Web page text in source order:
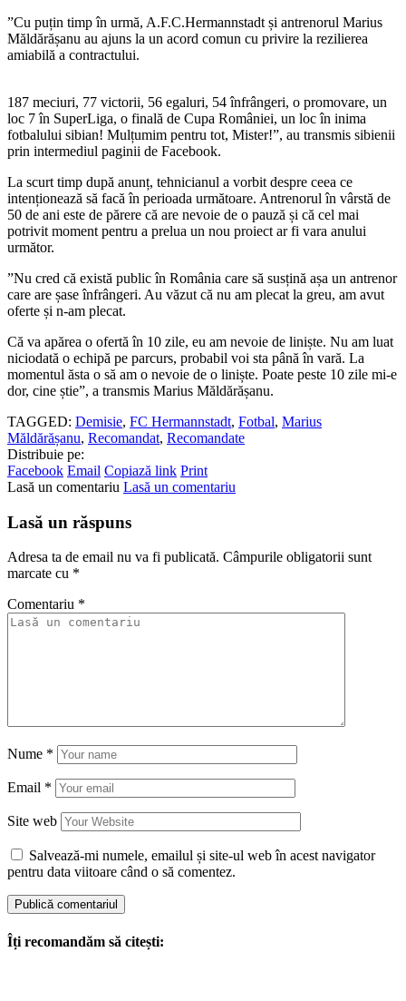
”Cu puțin timp în urmă, A.F.C.Hermannstadt și antrenorul Marius
Măldărășanu au ajuns la un acord comun cu privire la rezilierea
amiabilă a contractului.
187 meciuri, 77 victorii, 56 egaluri, 54 înfrângeri, o promovare, un
loc 7 în SuperLiga, o finală de Cupa României, un loc în inima
fotbalului sibian! Mulțumim pentru tot, Mister!”, au transmis sibienii
prin intermediul paginii de Facebook.
La scurt timp după anunț, tehnicianul a vorbit despre ceea ce
intenționează să facă în perioada următoare. Antrenorul în vârstă de
50 de ani este de părere că are nevoie de o pauză și că cel mai
potrivit moment pentru a prelua un nou proiect ar fi vara anului
următor.
”Nu cred că există public în România care să susțină așa un antrenor
care are șase înfrângeri. Au văzut că nu am plecat la greu, am avut
oferte și n-am plecat.
Că va apărea o ofertă în 10 zile, eu am nevoie de liniște. Nu am luat
niciodată o echipă pe parcurs, probabil voi sta până în vară. La
momentul ăsta o să am o nevoie de o liniște. Poate peste 10 zile mi-e
dor, cine știe”, a transmis Marius Măldărășanu.
TAGGED: Demisie, FC Hermannstadt, Fotbal, Marius
Măldărășanu, Recomandat, Recomandate
Distribuie pe:
Facebook Email Copiază link Print
Lasă un comentariu Lasă un comentariu
Lasă un răspuns
Adresa ta de email nu va fi publicată. Câmpurile obligatorii sunt
marcate cu *
Comentariu *
Nume *
Email *
Site web
Salvează-mi numele, emailul și site-ul web în acest navigator
pentru data viitoare când o să comentez.
Îți recomandăm să citești: